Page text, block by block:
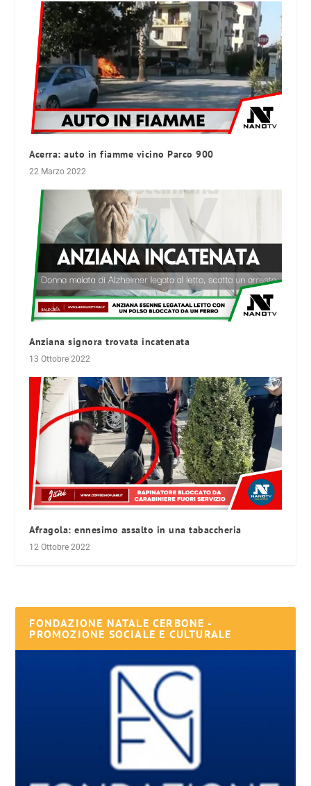
Acerra: auto in fiamme vicino Parco 900
22 Marzo 2022
Anziana signora trovata incatenata
13 Ottobre 2022
Afragola: ennesimo assalto in una tabaccheria
12 Ottobre 2022
FONDAZIONE NATALE CERBONE -
PROMOZIONE SOCIALE E CULTURALE